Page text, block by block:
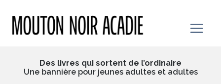
content
Des livres qui sortent de l’ordinaire
Une bannière pour jeunes adultes et adultes